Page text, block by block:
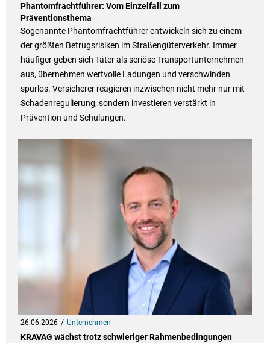
Phantomfrachtführer: Vom Einzelfall zum
Präventionsthema
Sogenannte Phantomfrachtführer entwickeln sich zu einem
der größten Betrugsrisiken im Straßengüterverkehr. Immer
häufiger geben sich Täter als seriöse Transportunternehmen
aus, übernehmen wertvolle Ladungen und verschwinden
spurlos. Versicherer reagieren inzwischen nicht mehr nur mit
Schadenregulierung, sondern investieren verstärkt in
Prävention und Schulungen.
26.06.2026 Unternehmen
KRAVAG wächst trotz schwieriger Rahmenbedingungen